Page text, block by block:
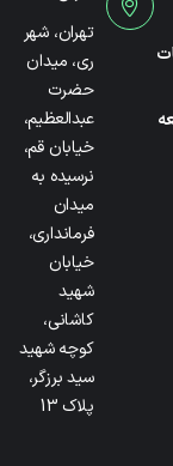
تهران، شهر
ری، میدان
حضرت
عبدالعظیم،
خیابان قم،
نرسیده به
میدان
فرمانداری،
خیابان
شهید
کاشانی،
کوچه شهید
سید برزگر،
پلاک 13